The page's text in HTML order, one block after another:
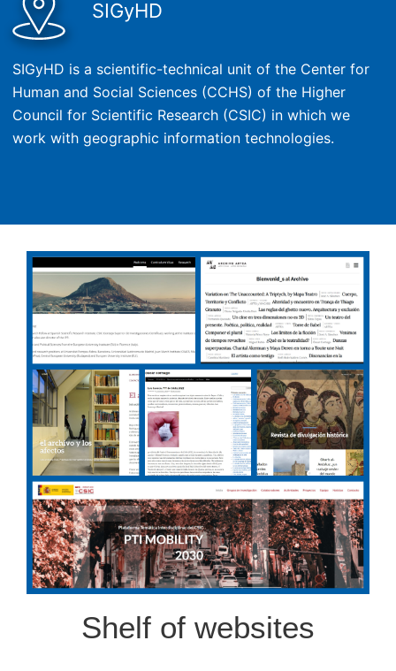
SIGyHD
SIGyHD is a scientific-technical unit of the Center for
Human and Social Sciences (CCHS) of the Higher
Council for Scientific Research (CSIC) in which we
work with geographic information technologies.
Shelf of websites